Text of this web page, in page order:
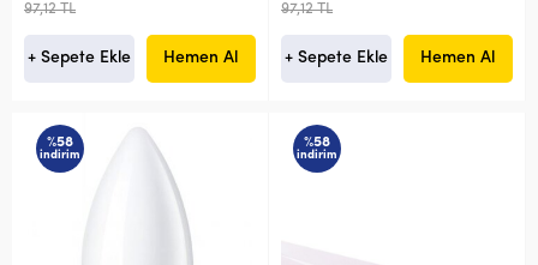
97,12 TL
+ Sepete Ekle Hemen Al
97,12 TL
+ Sepete Ekle Hemen Al
%58
indirim
%58
indirim